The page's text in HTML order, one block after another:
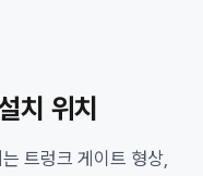
치 위치
트렁크 게이트 형상,